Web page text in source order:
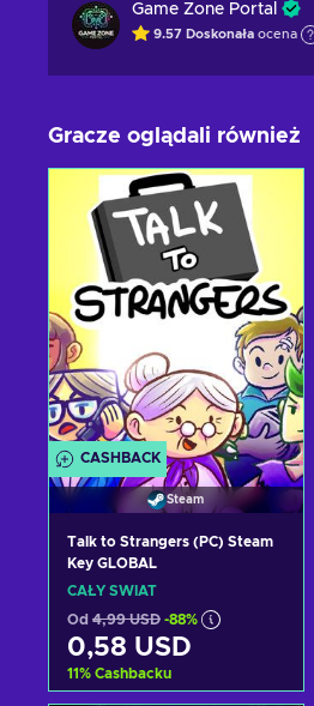
Game Zone Portal
9.57 Doskonała ocena
Gracze oglądali również
CASHBACK
Steam
Talk to Strangers (PC) Steam
Key GLOBAL
CAŁY ŚWIAT
Od 4,99 USD -88%
0,58 USD
11% Cashbacku